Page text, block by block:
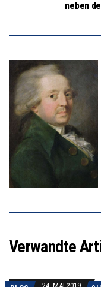
neben
Verwandte